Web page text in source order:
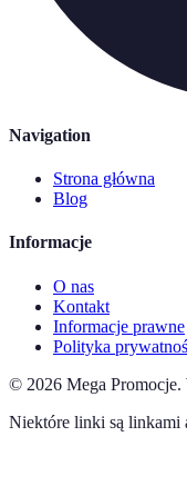
Navigation
Strona główna
Blog
Informacje
O nas
Kontakt
Informacje prawne
Polityka
© 2026 Mega Promocje.
Niektóre linki są linkami